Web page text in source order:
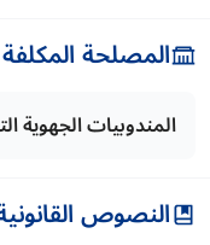
المصلحة
المندوبيات الجهوية
النصوص